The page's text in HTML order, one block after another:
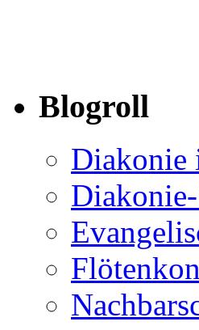
Blogroll
Diakonie